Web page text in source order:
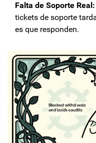
Falta de Soporte Real:
tickets de soporte
es que responden.